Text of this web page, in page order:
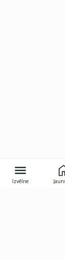
Izvēlne